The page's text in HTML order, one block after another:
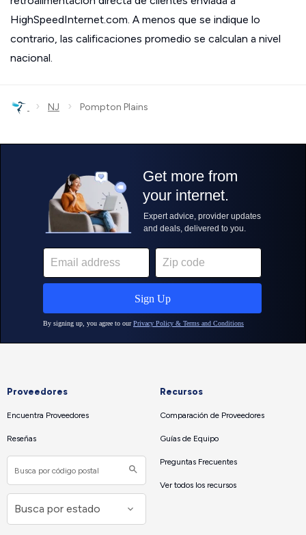
HighSpeedInternet.com. A menos que se indique lo
contrario, las calificaciones promedio se calculan a nivel
nacional.
› NJ › Pompton Plains
Proveedores
Encuentra Proveedores
Reseñas
Recursos
Comparación de Proveedores
Guías de Equipo
Preguntas Frecuentes
Ver todos los recursos